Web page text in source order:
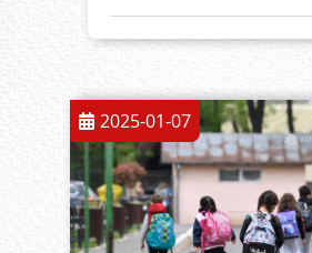
2025-01-07